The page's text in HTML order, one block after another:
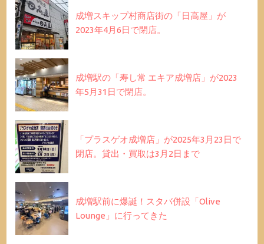
成増スキップ村商店街の「日高屋」が
2023年4月6日で閉店。
成増駅の「寿し常 エキア成増店」が2023
年5月31日で閉店。
「プラスゲオ成増店」が2025年3月23日で
閉店。貸出・買取は3月2日まで
成増駅前に爆誕！スタバ併設「Olive
Lounge」に行ってきた